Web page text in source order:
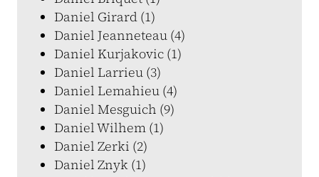
Daniel Girard (1)
Daniel Jeanneteau (4)
Daniel Kurjakovic (1)
Daniel Larrieu (3)
Daniel Lemahieu (4)
Daniel Mesguich (9)
Daniel Wilhem (1)
Daniel Zerki (2)
Daniel Znyk (1)